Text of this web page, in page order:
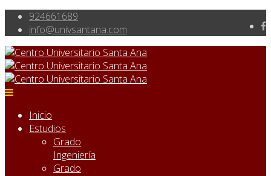
924661689
info@univsantana.com
Inicio
Estudios
Grado
Ingeniería
Grado